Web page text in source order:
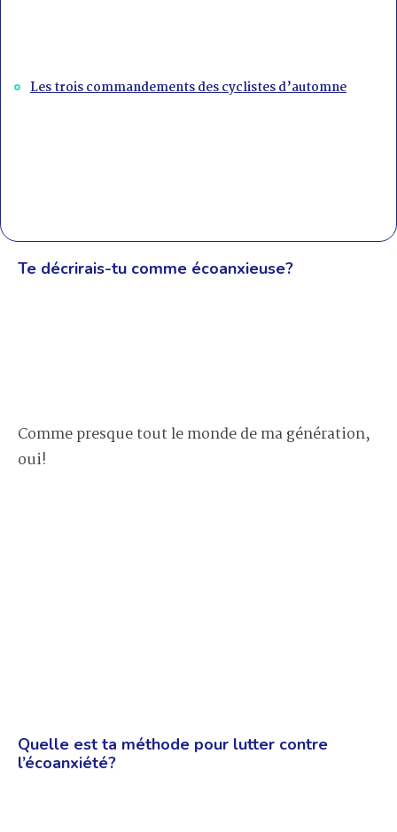
Les trois commandements des cyclistes d’automne
Te décrirais-tu comme écoanxieuse?
Comme presque tout le monde de ma génération,
oui!
Quelle est ta méthode pour lutter contre
l’écoanxiété?